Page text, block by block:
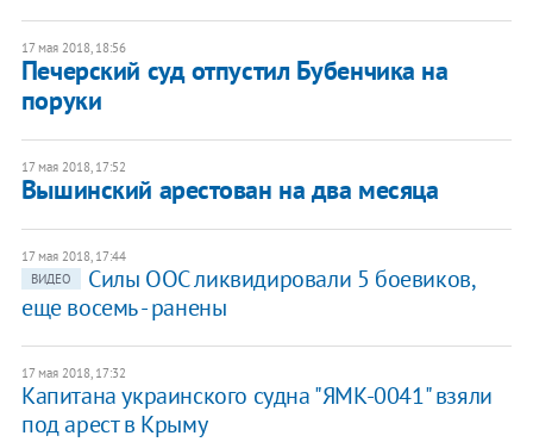
17 мая 2018, 18:56
Печерский суд отпустил Бубенчика на
поруки
17 мая 2018, 17:52
Вышинский арестован на два месяца
17 мая 2018, 17:44
ВИДЕО
Силы ООС ликвидировали 5 боевиков,
еще восемь - ранены
17 мая 2018, 17:32
Капитана украинского судна "ЯМК-0041" взяли
под арест в Крыму